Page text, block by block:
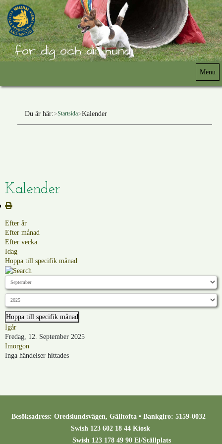
för dig och din hund
Menu
Du är här: Startsida Kalender
Kalender
Efter år
Efter månad
Efter vecka
Idag
Hoppa till specifik månad
Hoppa till specifik månad
Igår
Fredag, 12. September 2025
Imorgon
Inga händelser hittades
Besöksadress: Oredslundsvägen, Gälltofta • Bankgiro: 5159-0032
Swish 123 602 18 44 Kiosk
Swish 123 178 49 90 El/Ställplats